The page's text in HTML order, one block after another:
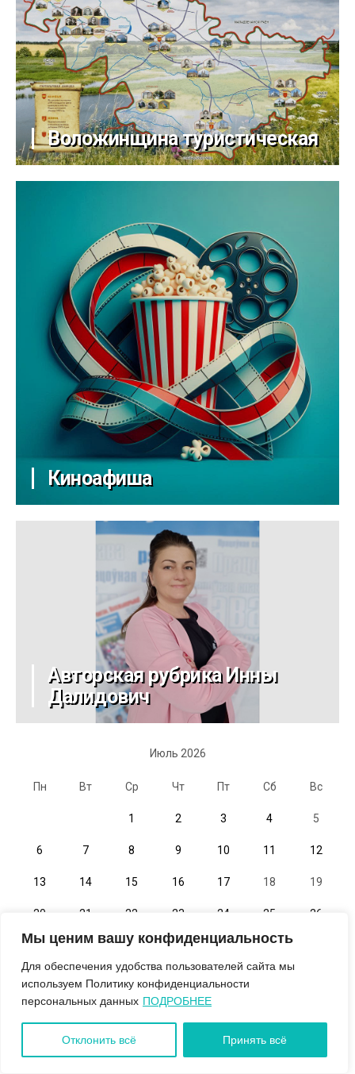
Мы ценим вашу конфиденциальность
Для обеспечения удобства пользователей сайта мы
используем Политику конфиденциальности
персональных данных ПОДРОБНЕЕ
Отклонить всё Принять всё
Воложинщина туристическая
Киноафиша
Авторская рубрика Инны
Далидович
Июль 2026
Пн Вт Ср Чт Пт Сб Вс
1 2 3 4 5
6 7 8 9 10 11 12
13 14 15 16 17 18 19
20 21 22 23 24 25 26
27 28 29 30
31
« Июн Авг »
Рубрики